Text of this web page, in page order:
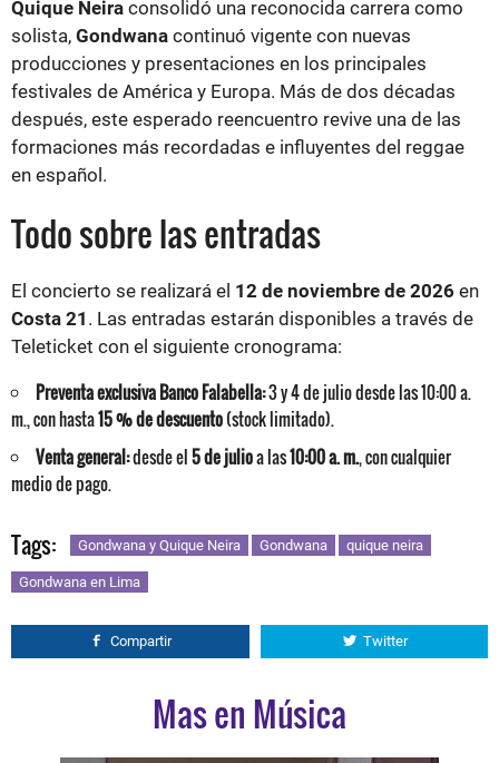
Quique Neira consolidó una reconocida carrera como
solista, Gondwana continuó vigente con nuevas
producciones y presentaciones en los principales
festivales de América y Europa. Más de dos décadas
después, este esperado reencuentro revive una de las
formaciones más recordadas e influyentes del reggae
en español.
Todo sobre las entradas
El concierto se realizará el 12 de noviembre de 2026 en
Costa 21 . Las entradas estarán disponibles a través de
Teleticket con el siguiente cronograma:
Preventa exclusiva Banco Falabella:3 y 4 de julio desde las 10:00 a.
m., con hasta15 % de descuento(stock limitado).
Venta general:desde el5 de julioa las10:00 a. m., con cualquier
medio de pago.
Tags: Gondwana y Quique Neira Gondwana quique neira
Gondwana en Lima
Compartir Twitter
Mas en Música